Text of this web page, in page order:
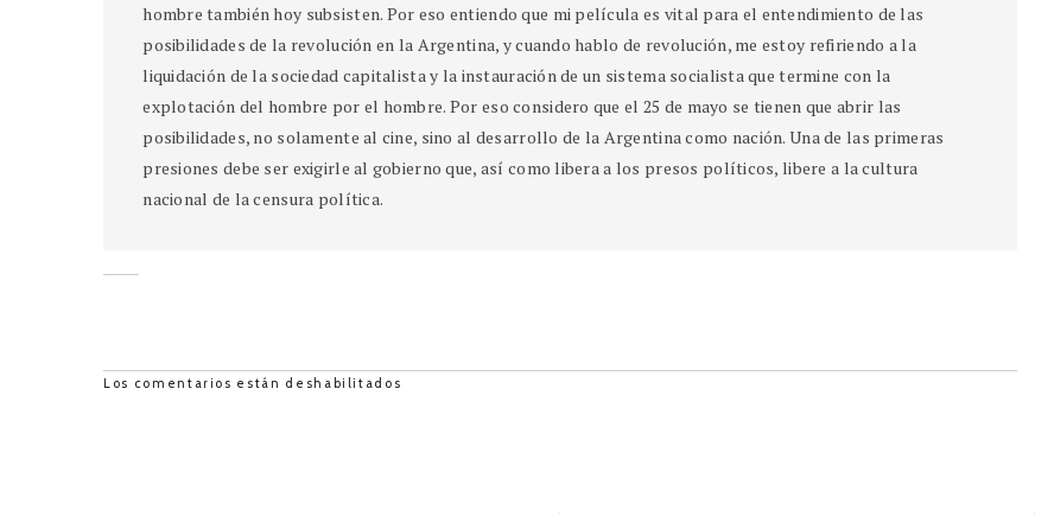
hombre también hoy subsisten. Por eso entiendo que mi película es vital para el entendimiento de las
posibilidades de la revolución en la Argentina, y cuando hablo de revolución, me estoy refiriendo a la
liquidación de la sociedad capitalista y la instauración de un sistema socialista que termine con la
explotación del hombre por el hombre. Por eso considero que el 25 de mayo se tienen que abrir las
posibilidades, no solamente al cine, sino al desarrollo de la Argentina como nación. Una de las primeras
presiones debe ser exigirle al gobierno que, así como libera a los presos políticos, libere a la cultura
nacional de la censura política.
Los comentarios están deshabilitados